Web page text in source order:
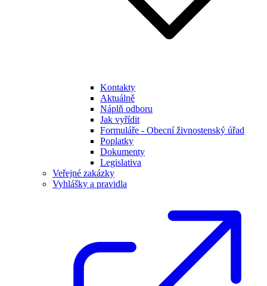
Kontakty
Aktuálně
Náplň odboru
Jak vyřídit
Formuláře - Obecní živnostenský úřad
Poplatky
Dokumenty
Legislativa
Veřejné zakázky
Vyhlášky a pravidla